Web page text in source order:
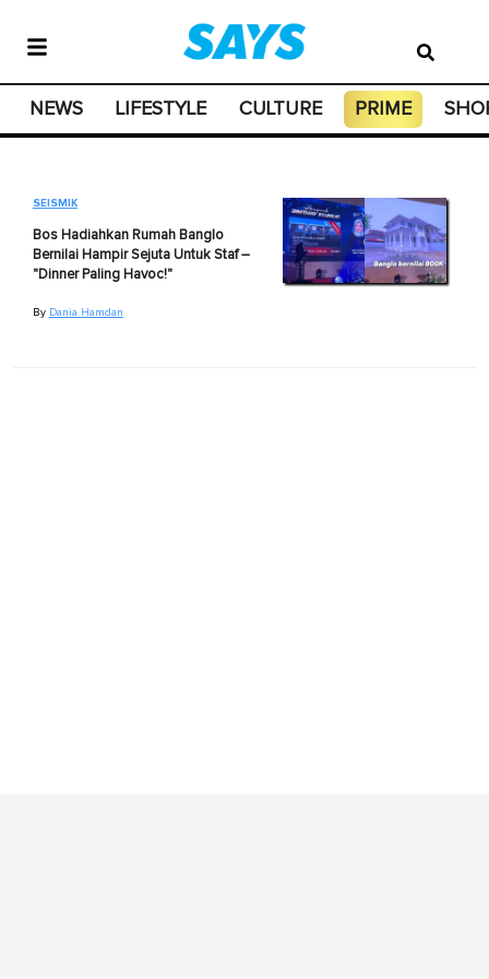
NEWS LIFESTYLE CULTURE PRIME
SEISMIK
Bos Hadiahkan Rumah Banglo
Bernilai Hampir Sejuta Untuk Staf –
"Dinner Paling Havoc!"
By Dania Hamdan